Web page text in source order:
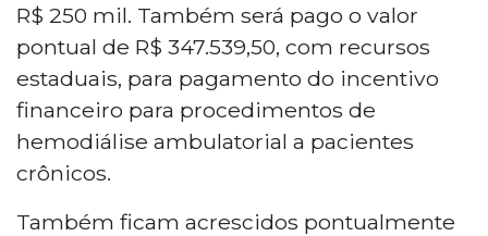
R$ 250 mil. Também será pago o valor
pontual de R$ 347.539,50, com recursos
estaduais, para pagamento do incentivo
financeiro para procedimentos de
hemodiálise ambulatorial a pacientes
crônicos.
Também ficam acrescidos pontualmente